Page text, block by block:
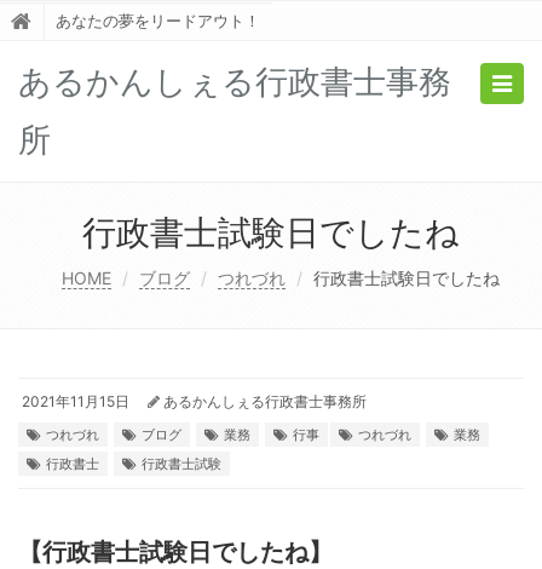
あなたの夢をリードアウト！
あるかんしぇる行政書士事務
所
行政書士試験日でしたね
HOME ブログ つれづれ 行政書士試験日でしたね
2021年11月15日 あるかんしぇる行政書士事務所
つれづれ ブログ 業務 行事 つれづれ
業務
行政書士
行政書士試験
【行政書士試験日でしたね】